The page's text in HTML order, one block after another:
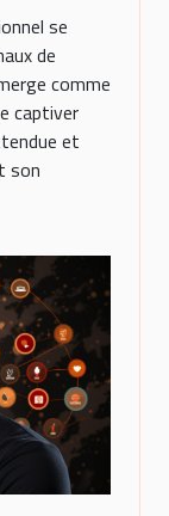
se
de
comme
captiver
et
son